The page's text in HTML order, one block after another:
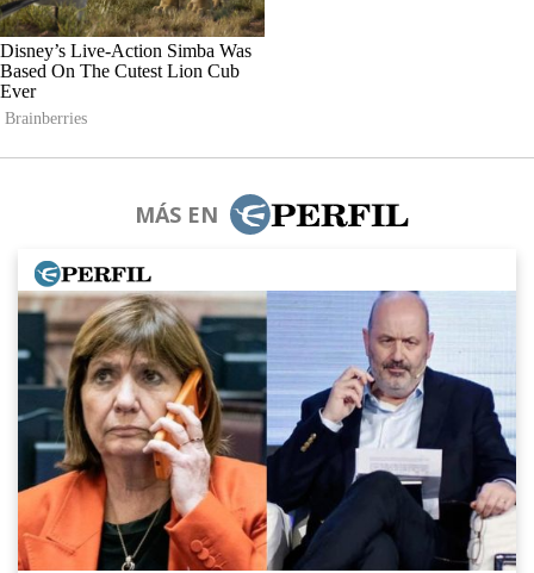
MÁS EN